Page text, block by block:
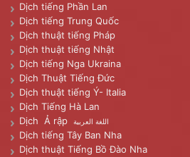
Dịch tiếng Phần Lan
Dịch tiếng Trung Quốc
Dịch thuật tiếng Pháp
Dịch thuật tiếng Nhật
Dịch tiếng Nga Ukraina
Dịch Thuật Tiếng Đức
Dịch thuật tiếng Ý- Italia
Dịch Tiếng Hà Lan
Dịch Ả rập
اللغة العربية
Dịch tiếng Tây Ban Nha
Dịch thuật Tiếng Bồ Đào Nha